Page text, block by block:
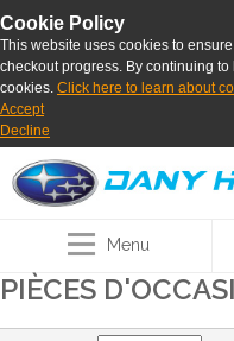
Cookie Policy
This website uses cookies to
checkout progress. By continuing
cookies. Click here to learn about
Accept
Decline
Menu
PIÈCES